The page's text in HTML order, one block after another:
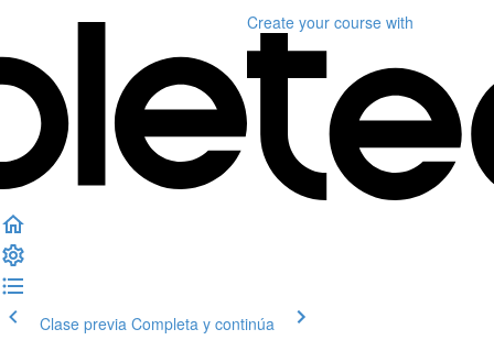
Create your course with
Clase previa Completa y continúa